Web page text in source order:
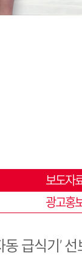
보도자
광고홍
동 급식기’